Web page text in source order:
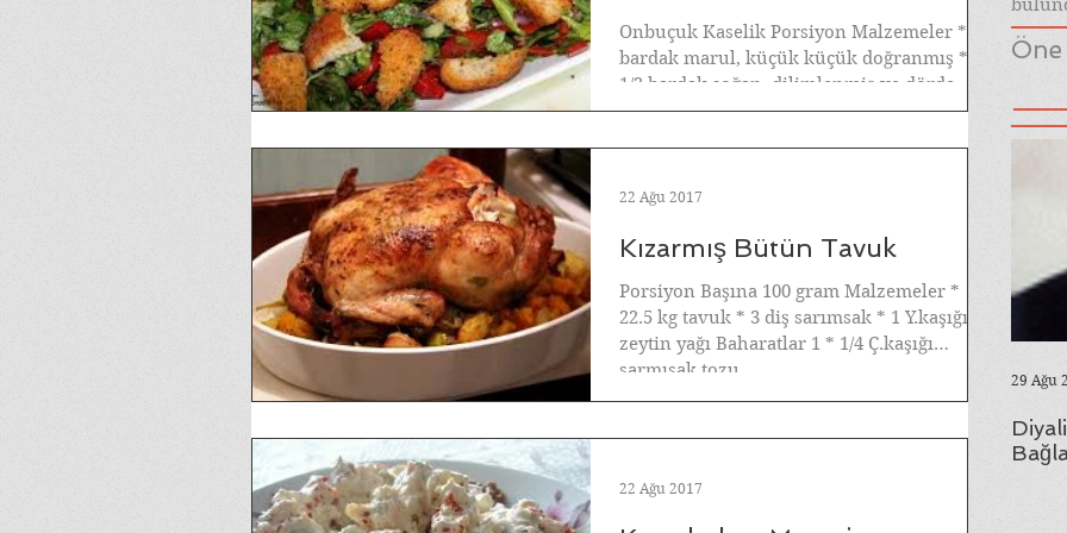
Onbuçuk Kaselik Porsiyon Malzemeler * 2
bardak marul, küçük küçük doğranmış *
1/2 bardak soğan, dilimlenmiş ve dörde
bölünmüş * ...
Kızarmış Bütün Tavuk
Porsiyon Başına 100 gram Malzemeler *
22.5 kg tavuk * 3 diş sarımsak * 1 Y.kaşığı
zeytin yağı Baharatlar 1 * 1/4 Ç.kaşığı
sarmısak tozu...
22 Ağu 2017
22 Ağu 2017
29 Ağu